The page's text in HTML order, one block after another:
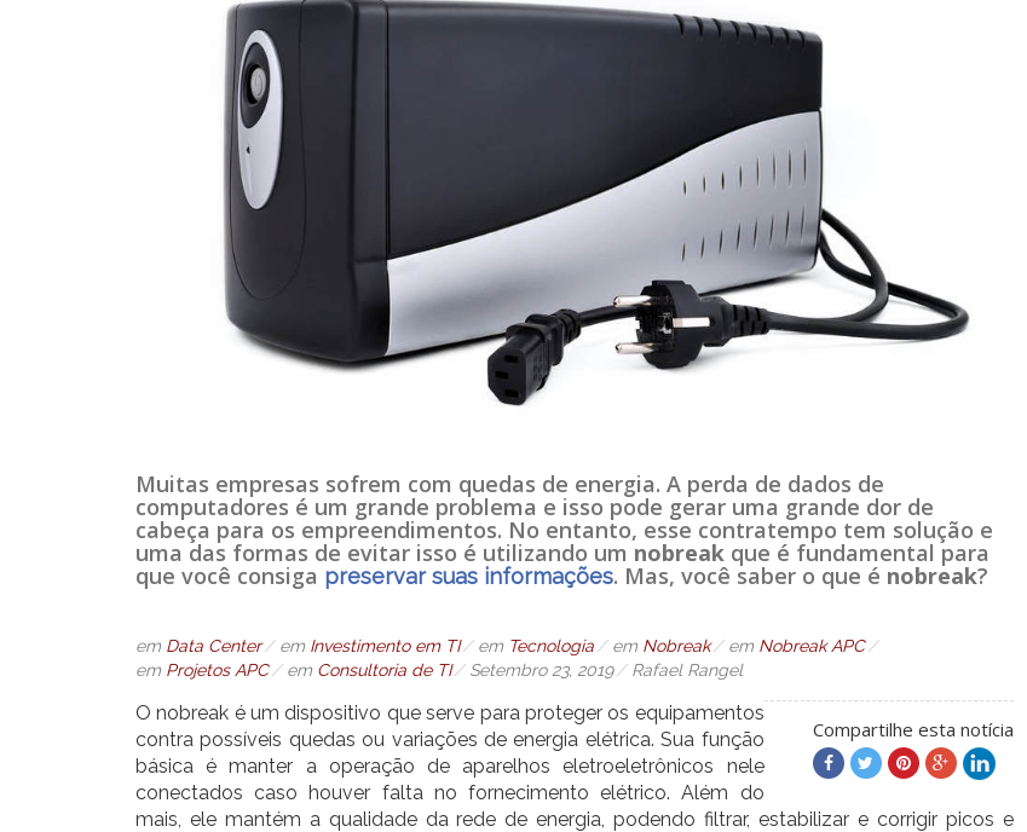
Muitas empresas sofrem com quedas de energia. A perda de dados de
computadores é um grande problema e isso pode gerar uma grande dor de
cabeça para os empreendimentos. No entanto, esse contratempo tem solução e
uma das formas de evitar isso é utilizando um nobreak que é fundamental para
que você consiga preservar suas informações. Mas, você saber o que é nobreak?
em Data Center em Investimento em TI em Tecnologia em Nobreak em Nobreak APC
em Projetos APC em Consultoria de TI Setembro 23, 2019 Rafael Rangel
Compartilhe esta notícia
O nobreak é um dispositivo que serve para proteger os equipamentos
contra possíveis quedas ou variações de energia elétrica. Sua função
básica é manter a operação de aparelhos eletroeletrônicos nele
conectados caso houver falta no fornecimento elétrico. Além do
mais, ele mantém a qualidade da rede de energia, podendo filtrar, estabilizar e corrigir picos e